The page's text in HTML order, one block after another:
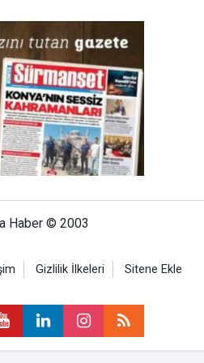
Haber © 2003
Gizlilik İlkeleri Sitene Ekle